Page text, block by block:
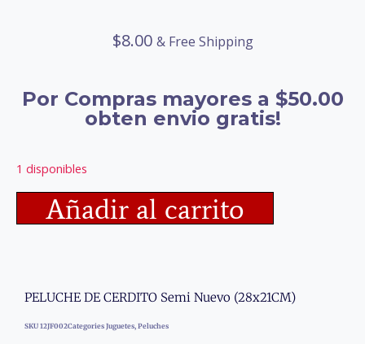
$8.00 & Free Shipping
Por Compras mayores a $50.00
obten envio gratis!
1 disponibles
Añadir al carrito
PELUCHE DE CERDITO Semi Nuevo (28x21CM)
SKU 12JF002Categories Juguetes, Peluches